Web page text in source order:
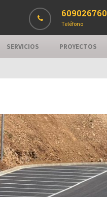
609026760
Teléfono
SERVICIOS PROYECTOS